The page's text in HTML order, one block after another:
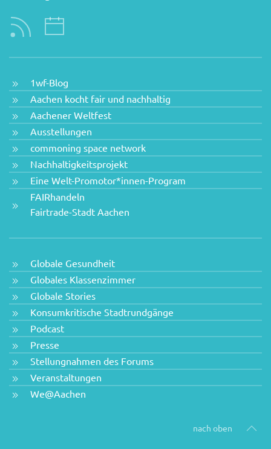
1wf-Blog
Aachen kocht fair und nachhaltig
Aachener Weltfest
Ausstellungen
commoning space network
Nachhaltigkeitsprojekt
Eine Welt-Promotor*innen-Program
FAIRhandeln
Fairtrade-Stadt Aachen
Globale Gesundheit
Globales Klassenzimmer
Globale Stories
Konsumkritische Stadtrundgänge
Podcast
Presse
Stellungnahmen des Forums
Veranstaltungen
We@Aachen
nach oben